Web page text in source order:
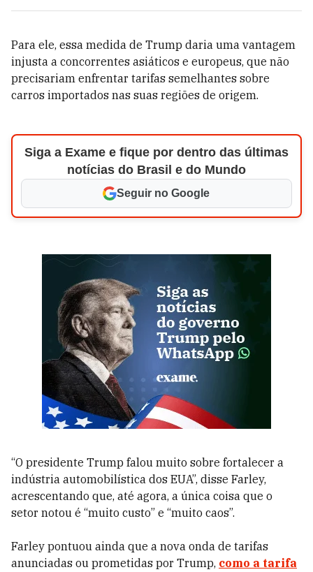
Para ele, essa medida de Trump daria uma vantagem
injusta a concorrentes asiáticos e europeus, que não
precisariam enfrentar tarifas semelhantes sobre
carros importados nas suas regiões de origem.
Siga a Exame e fique por dentro das últimas
notícias do Brasil e do Mundo
Seguir no Google
“O presidente Trump falou muito sobre fortalecer a
indústria automobilística dos EUA”, disse Farley,
acrescentando que, até agora, a única coisa que o
setor notou é “muito custo” e “muito caos”.
Farley pontuou ainda que a nova onda de tarifas
anunciadas ou prometidas por Trump, como a tarifa